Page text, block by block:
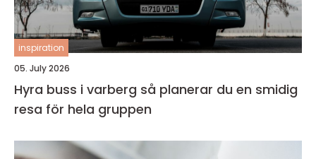
inspiration
05. July 2026
Hyra buss i varberg så planerar du en smidig
resa för hela gruppen